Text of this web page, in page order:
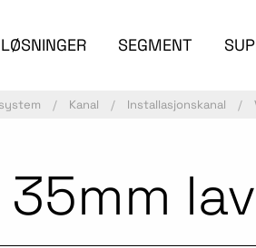
LØSNINGER SEGMENT
Kanal Installasjonskanal
lav